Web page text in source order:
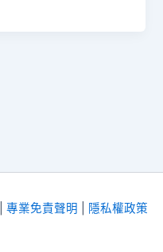
專業免責聲明 隱私權政策